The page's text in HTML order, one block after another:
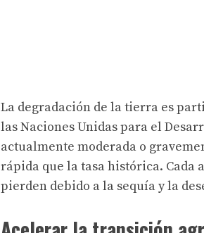
La degradación de la tierra es
las Naciones Unidas para el
actualmente moderada o
rápida que la tasa histórica. Cada
pierden debido a la sequía y la